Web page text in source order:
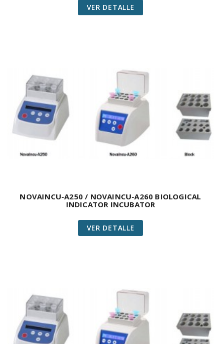
VER DETALLE
NOVAINCU-A250 / NOVAINCU-A260 BIOLOGICAL
INDICATOR INCUBATOR
VER DETALLE